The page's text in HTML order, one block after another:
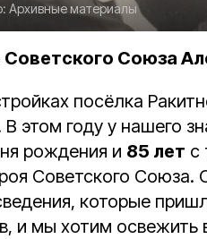
Архивные материалы
Союза
посёлка
В этом году у нашего
рождения и 85 лет с
Советского Союза.
которые
и мы хотим освежить